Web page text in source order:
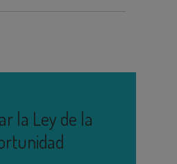
la Ley de la